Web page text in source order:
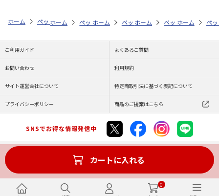
0
カートに入れる
ホーム ペットストア ケージ・飼育その他用品 ケージ本体（鳥用）
ホーム ペットストア ケージ・飼育その他用品 ケー
ホーム ペットストア ケージ・飼育その
ホーム ペットストア ケ
ホーム ペ
ご利用ガイド よくあるご質問
お問い合わせ 利用規約
サイト運営会社について 特定商取引法に基づく表記について
プライバシーポリシー 商品のご提案はこちら
SNSでお得な情報発信中